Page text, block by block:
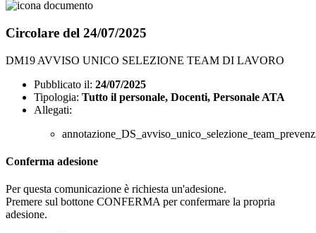
Circolare del 24/07/2025
DM19 AVVISO UNICO SELEZIONE TEAM DI LAVORO
Pubblicato il: 24/07/2025
Tipologia: Tutto il personale, Docenti, Personale ATA
Allegati:
Conferma adesione
Per questa comunicazione è richiesta un'adesione.
Premere sul bottone CONFERMA per confermare la propria
adesione.